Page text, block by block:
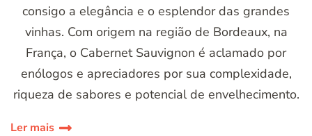
consigo a elegância e o esplendor das grandes
vinhas. Com origem na região de Bordeaux, na
França, o Cabernet Sauvignon é aclamado por
enólogos e apreciadores por sua complexidade,
riqueza de sabores e potencial de envelhecimento.
Ler mais